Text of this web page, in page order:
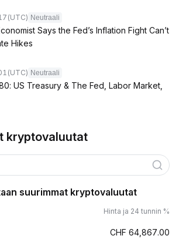
(UTC) Neutraali
Says the Fed’s Inflation Fight Can’t
Hikes
(UTC) Neutraali
US Treasury & The Fed, Labor Market,
kryptovaluutat
suurimmat kryptovaluutat
Hinta ja 24 tunnin %
CHF 64,867.00